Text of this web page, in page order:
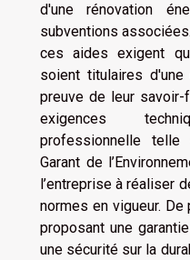
d'une rénovation
subventions
ces aides exigent
soient titulaires d'une
preuve de leur
exigences
professionnelle telle
Garant de
l’entreprise à réaliser
normes en vigueur.
proposant une
une sécurité sur la